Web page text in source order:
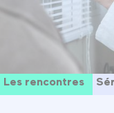
Les rencontres